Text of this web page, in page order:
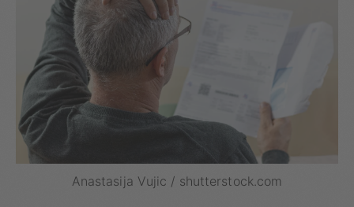
Anastasija Vujic / shutterstock.com